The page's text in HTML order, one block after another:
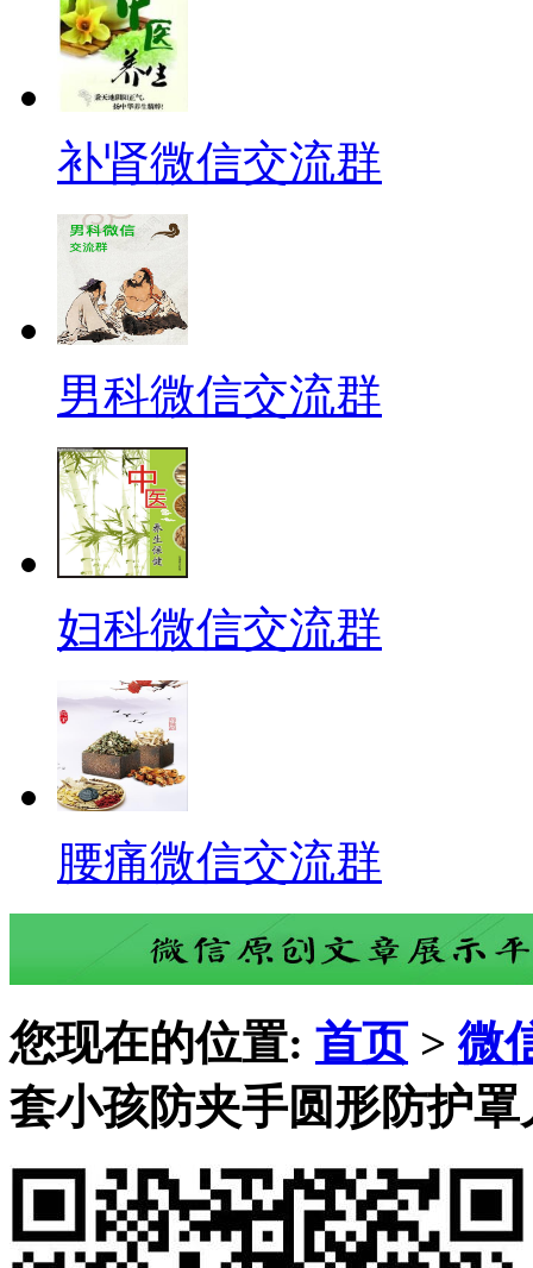
补肾微信交流群
男科微信交流群
妇科微信交流群
腰痛微信交流群
您现在的位置: 首页 >微
套小孩防夹手圆形防护